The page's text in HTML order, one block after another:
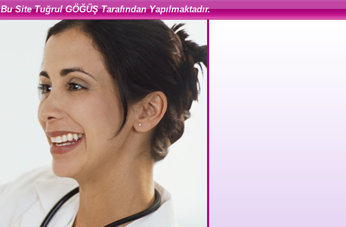
Bu Site Tuğrul GÖĞÜŞ Tarafından Yapılmaktadır.